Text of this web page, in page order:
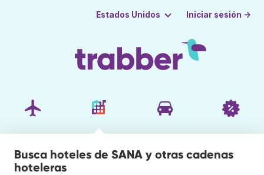
Estados Unidos Iniciar sesión →
Busca hoteles de SANA y otras cadenas
hoteleras